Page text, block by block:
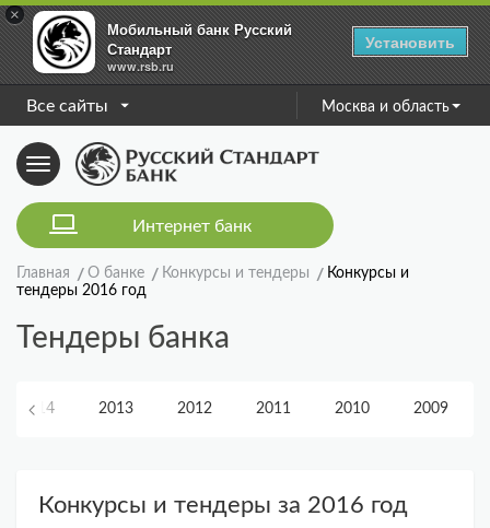
×
Мобильный банк Русский
Стандарт
www.rsb.ru
Установить
Все сайты Москва и область
Toggle
navigation
Интернет банк
Главная О банке Конкурсы и тендеры
Конкурсы и
тендеры 2016 год
Тендеры банка
2014 2013 2012 2011 2010 2009
Конкурсы и тендеры за 2016 год